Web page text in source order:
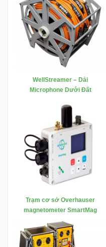
WellStreamer – Dải
Microphone Dưới Đất
Trạm cơ sở Overhauser
magnetometer SmartMag